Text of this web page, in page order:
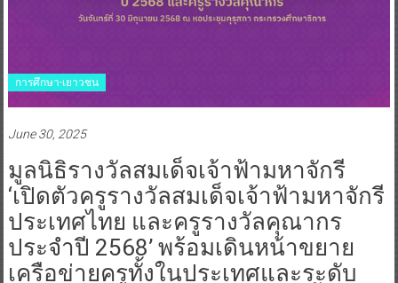
การศึกษา-เยาวชน
June 30, 2025
มูลนิธิรางวัลสมเด็จเจ้าฟ้ามหาจักรี
‘เปิดตัวครูรางวัลสมเด็จเจ้าฟ้ามหาจักรี
ประเทศไทย และครูรางวัลคุณากร
ประจำปี 2568’ พร้อมเดินหน้าขยาย
เครือข่ายครูทั้งในประเทศและระดับ